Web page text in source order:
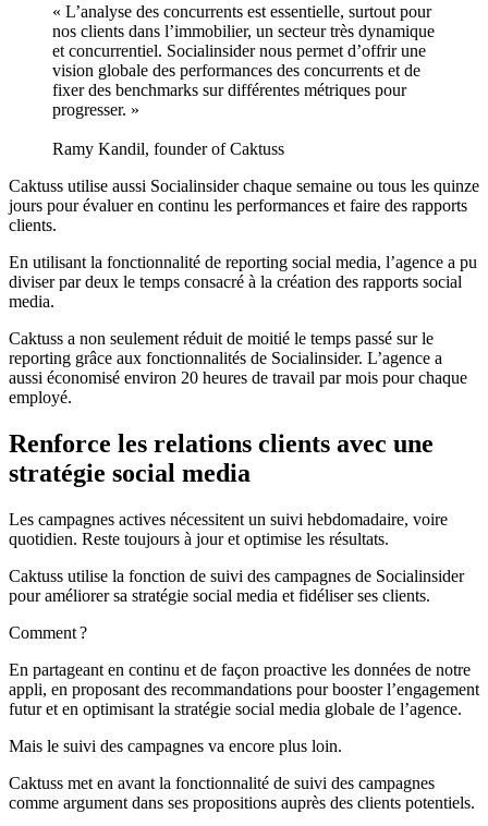
« L’analyse des concurrents est essentielle, surtout pour
nos clients dans l’immobilier, un secteur très dynamique
et concurrentiel. Socialinsider nous permet d’offrir une
vision globale des performances des concurrents et de
fixer des benchmarks sur différentes métriques pour
progresser. »
Ramy Kandil, founder of Caktuss
Caktuss utilise aussi Socialinsider chaque semaine ou tous les quinze
jours pour évaluer en continu les performances et faire des rapports
clients.
En utilisant la fonctionnalité de reporting social media, l’agence a pu
diviser par deux le temps consacré à la création des rapports social
media.
Caktuss a non seulement réduit de moitié le temps passé sur le
reporting grâce aux fonctionnalités de Socialinsider. L’agence a
aussi économisé environ 20 heures de travail par mois pour chaque
employé.
Renforce les relations clients avec une
stratégie social media
Les campagnes actives nécessitent un suivi hebdomadaire, voire
quotidien. Reste toujours à jour et optimise les résultats.
Caktuss utilise la fonction de suivi des campagnes de Socialinsider
pour améliorer sa stratégie social media et fidéliser ses clients.
Comment ?
En partageant en continu et de façon proactive les données de notre
appli, en proposant des recommandations pour booster l’engagement
futur et en optimisant la stratégie social media globale de l’agence.
Mais le suivi des campagnes va encore plus loin.
Caktuss met en avant la fonctionnalité de suivi des campagnes
comme argument dans ses propositions auprès des clients potentiels.